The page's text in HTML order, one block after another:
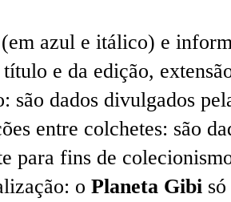
azul e itálico) e
e da edição,
são dados divulgados
entre colchetes: são
para fins de
o Planeta Gibi